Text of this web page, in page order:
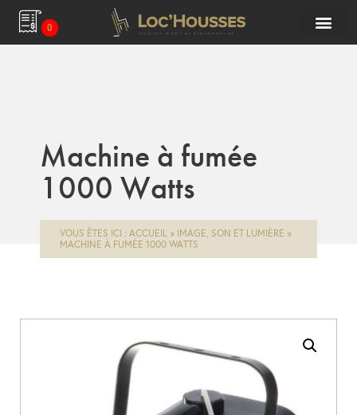
0
Machine à fumée
1000 Watts
VOUS ÊTES ICI : ACCUEIL » IMAGE, SON ET LUMIÈRE »
MACHINE À FUMÉE 1000 WATTS